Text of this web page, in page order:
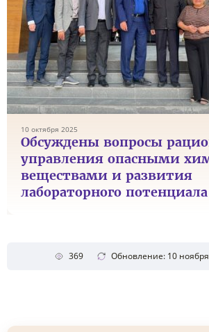
10 октября 2025
Обсуждены вопросы
управления опасными
веществами и развития
лабораторного потенциала
369 Обновление: 10 ноября